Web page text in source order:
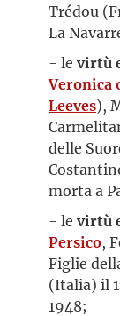
Trédou
La
- le virtù
Veronica
Leeves),
delle
morta a
- le virtù
Persico,
Figlie
(Italia) il
1948;